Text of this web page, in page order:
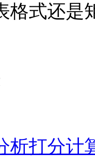
格式还是
析打分计